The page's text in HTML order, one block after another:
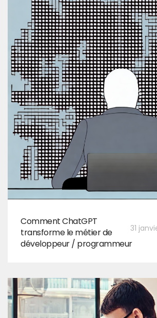
31
Comment ChatGPT
transforme le métier de
développeur / programmeur